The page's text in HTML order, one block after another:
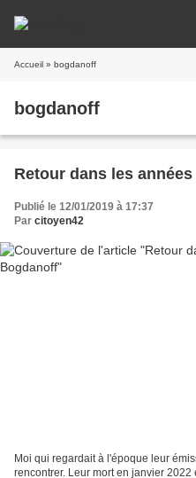
Accueil » bogdanoff
bogdanoff
Retour dans les
Publié le 12/01/2019 à 17:37
Par citoyen42
Moi qui regardait à l'époque leur
rencontrer. Leur mort en janvier